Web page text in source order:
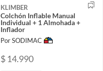
KLIMBER
Colchón Inflable Manual
Individual + 1 Almohada +
Inflador
Por SODIMAC
$ 14.990